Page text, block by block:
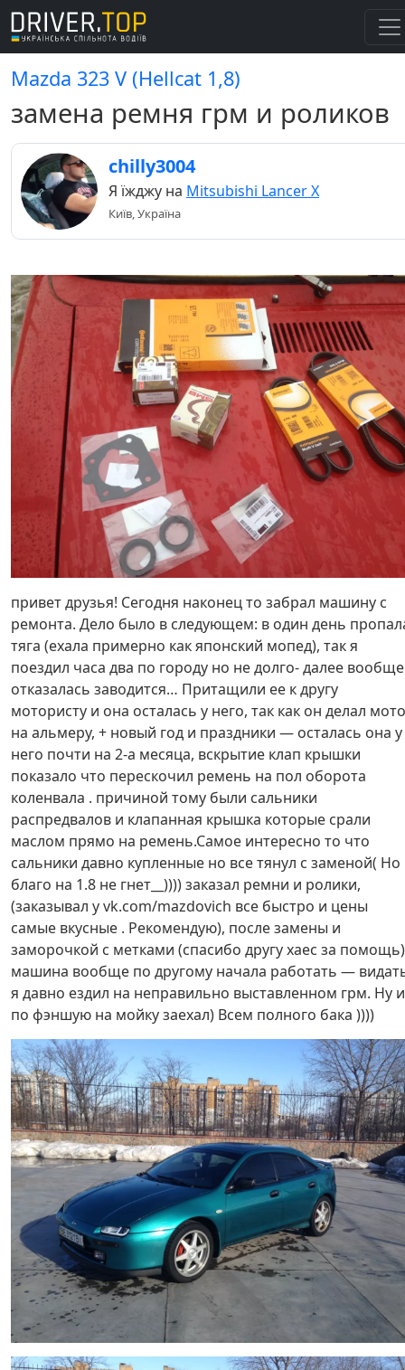
Mazda 323 V (Hellcat 1,8)
замена ремня грм и роликов
chilly3004
Я їжджу на Mitsubishi Lancer X
Київ, Україна
привет друзья! Сегодня наконец то забрал машину с
ремонта. Дело было в следующем: в один день
тяга (ехала примерно как японский мопед), так я
поездил часа два по городу но не долго- далее вообще
отказалась заводится… Притащили ее к другу
мотористу и она осталась у него, так как он делал
на альмеру, + новый год и праздники — осталась она у
него почти на 2-а месяца, вскрытие клап крышки
показало что перескочил ремень на пол оборота
коленвала . причиной тому были сальники
распредвалов и клапанная крышка которые срали
маслом прямо на ремень.Самое интересно то что
сальники давно купленные но все тянул с заменой( Но
благо на 1.8 не гнет__)))) заказал ремни и ролики,
(заказывал у vk.com/mazdovich все быстро и цены
самые вкусные . Рекомендую), после замены и
заморочкой с метками (спасибо другу xaec за помощь)
машина вообще по другому начала работать —
я давно ездил на неправильно выставленном грм. Ну и
по фэншую на мойку заехал) Всем полного бака ))))